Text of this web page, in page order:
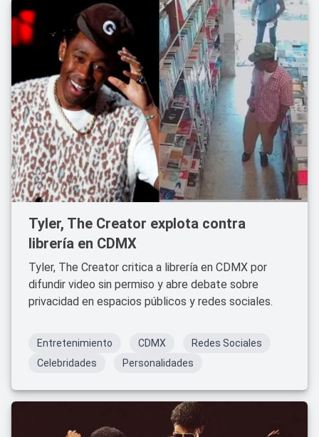
Tyler, The Creator explota contra
librería en CDMX
Tyler, The Creator critica a librería en CDMX por
difundir video sin permiso y abre debate sobre
privacidad en espacios públicos y redes sociales.
Entretenimiento CDMX
Redes Sociales
Celebridades
Personalidades